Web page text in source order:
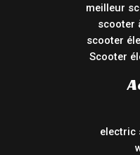
meilleur
scooter
scooter
Scooter
electric